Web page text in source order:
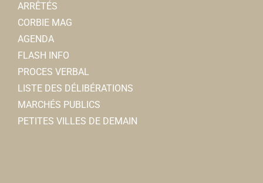
ARRÊTÉS
CORBIE MAG
AGENDA
FLASH INFO
PROCES VERBAL
LISTE DES DÉLIBÉRATIONS
MARCHÉS PUBLICS
PETITES VILLES DE DEMAIN